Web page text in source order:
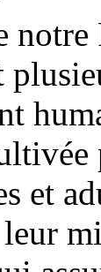
et